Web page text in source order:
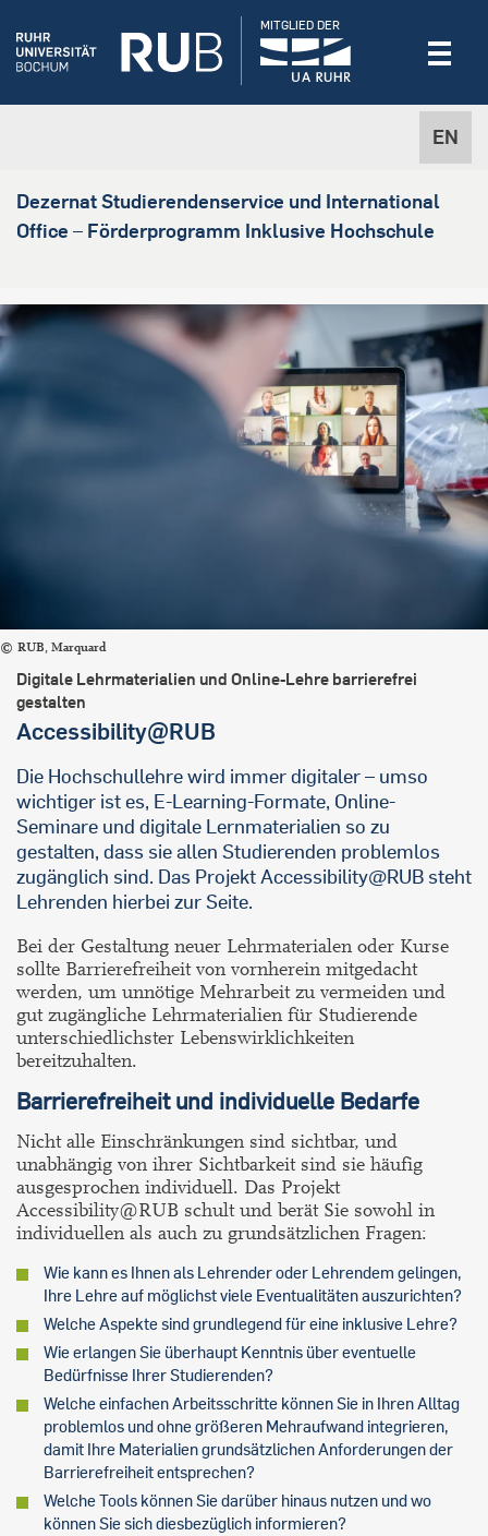
EN
MITGLIED DER
Dezernat Studierendenservice und International
Office – Förderprogramm Inklusive Hochschule
RUB, Marquard
Digitale Lehrmaterialien und Online-Lehre barrierefrei
gestalten
Accessibility@RUB
Die Hochschullehre wird immer digitaler – umso
wichtiger ist es, E-Learning-Formate, Online-
Seminare und digitale Lernmaterialien so zu
gestalten, dass sie allen Studierenden problemlos
zugänglich sind. Das Projekt Accessibility@RUB steht
Lehrenden hierbei zur Seite.
Bei der Gestaltung neuer Lehrmaterialen oder Kurse
sollte Barrierefreiheit von vornherein mitgedacht
werden, um unnötige Mehrarbeit zu vermeiden und
gut zugängliche Lehrmaterialien für Studierende
unterschiedlichster Lebenswirklichkeiten
bereitzuhalten.
Barrierefreiheit und individuelle Bedarfe
Nicht alle Einschränkungen sind sichtbar, und
unabhängig von ihrer Sichtbarkeit sind sie häufig
ausgesprochen individuell. Das Projekt
Accessibility@RUB schult und berät Sie sowohl in
individuellen als auch zu grundsätzlichen Fragen:
Wie kann es Ihnen als Lehrender oder Lehrendem gelingen,
Ihre Lehre auf möglichst viele Eventualitäten auszurichten?
Welche Aspekte sind grundlegend für eine inklusive Lehre?
Wie erlangen Sie überhaupt Kenntnis über eventuelle
Bedürfnisse Ihrer Studierenden?
Welche einfachen Arbeitsschritte können Sie in Ihren Alltag
problemlos und ohne größeren Mehraufwand integrieren,
damit Ihre Materialien grundsätzlichen Anforderungen der
Barrierefreiheit entsprechen?
Welche Tools können Sie darüber hinaus nutzen und wo
können Sie sich diesbezüglich informieren?